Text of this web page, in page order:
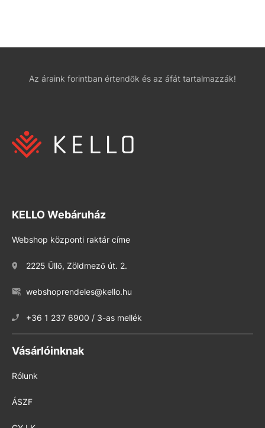
Az áraink forintban értendők és az áfát tartalmazzák!
KELLO Webáruház
Webshop központi raktár címe
2225 Üllő, Zöldmező út. 2.
webshoprendeles@kello.hu
+36 1 237 6900 / 3-as mellék
Vásárlóinknak
Rólunk
ÁSZF